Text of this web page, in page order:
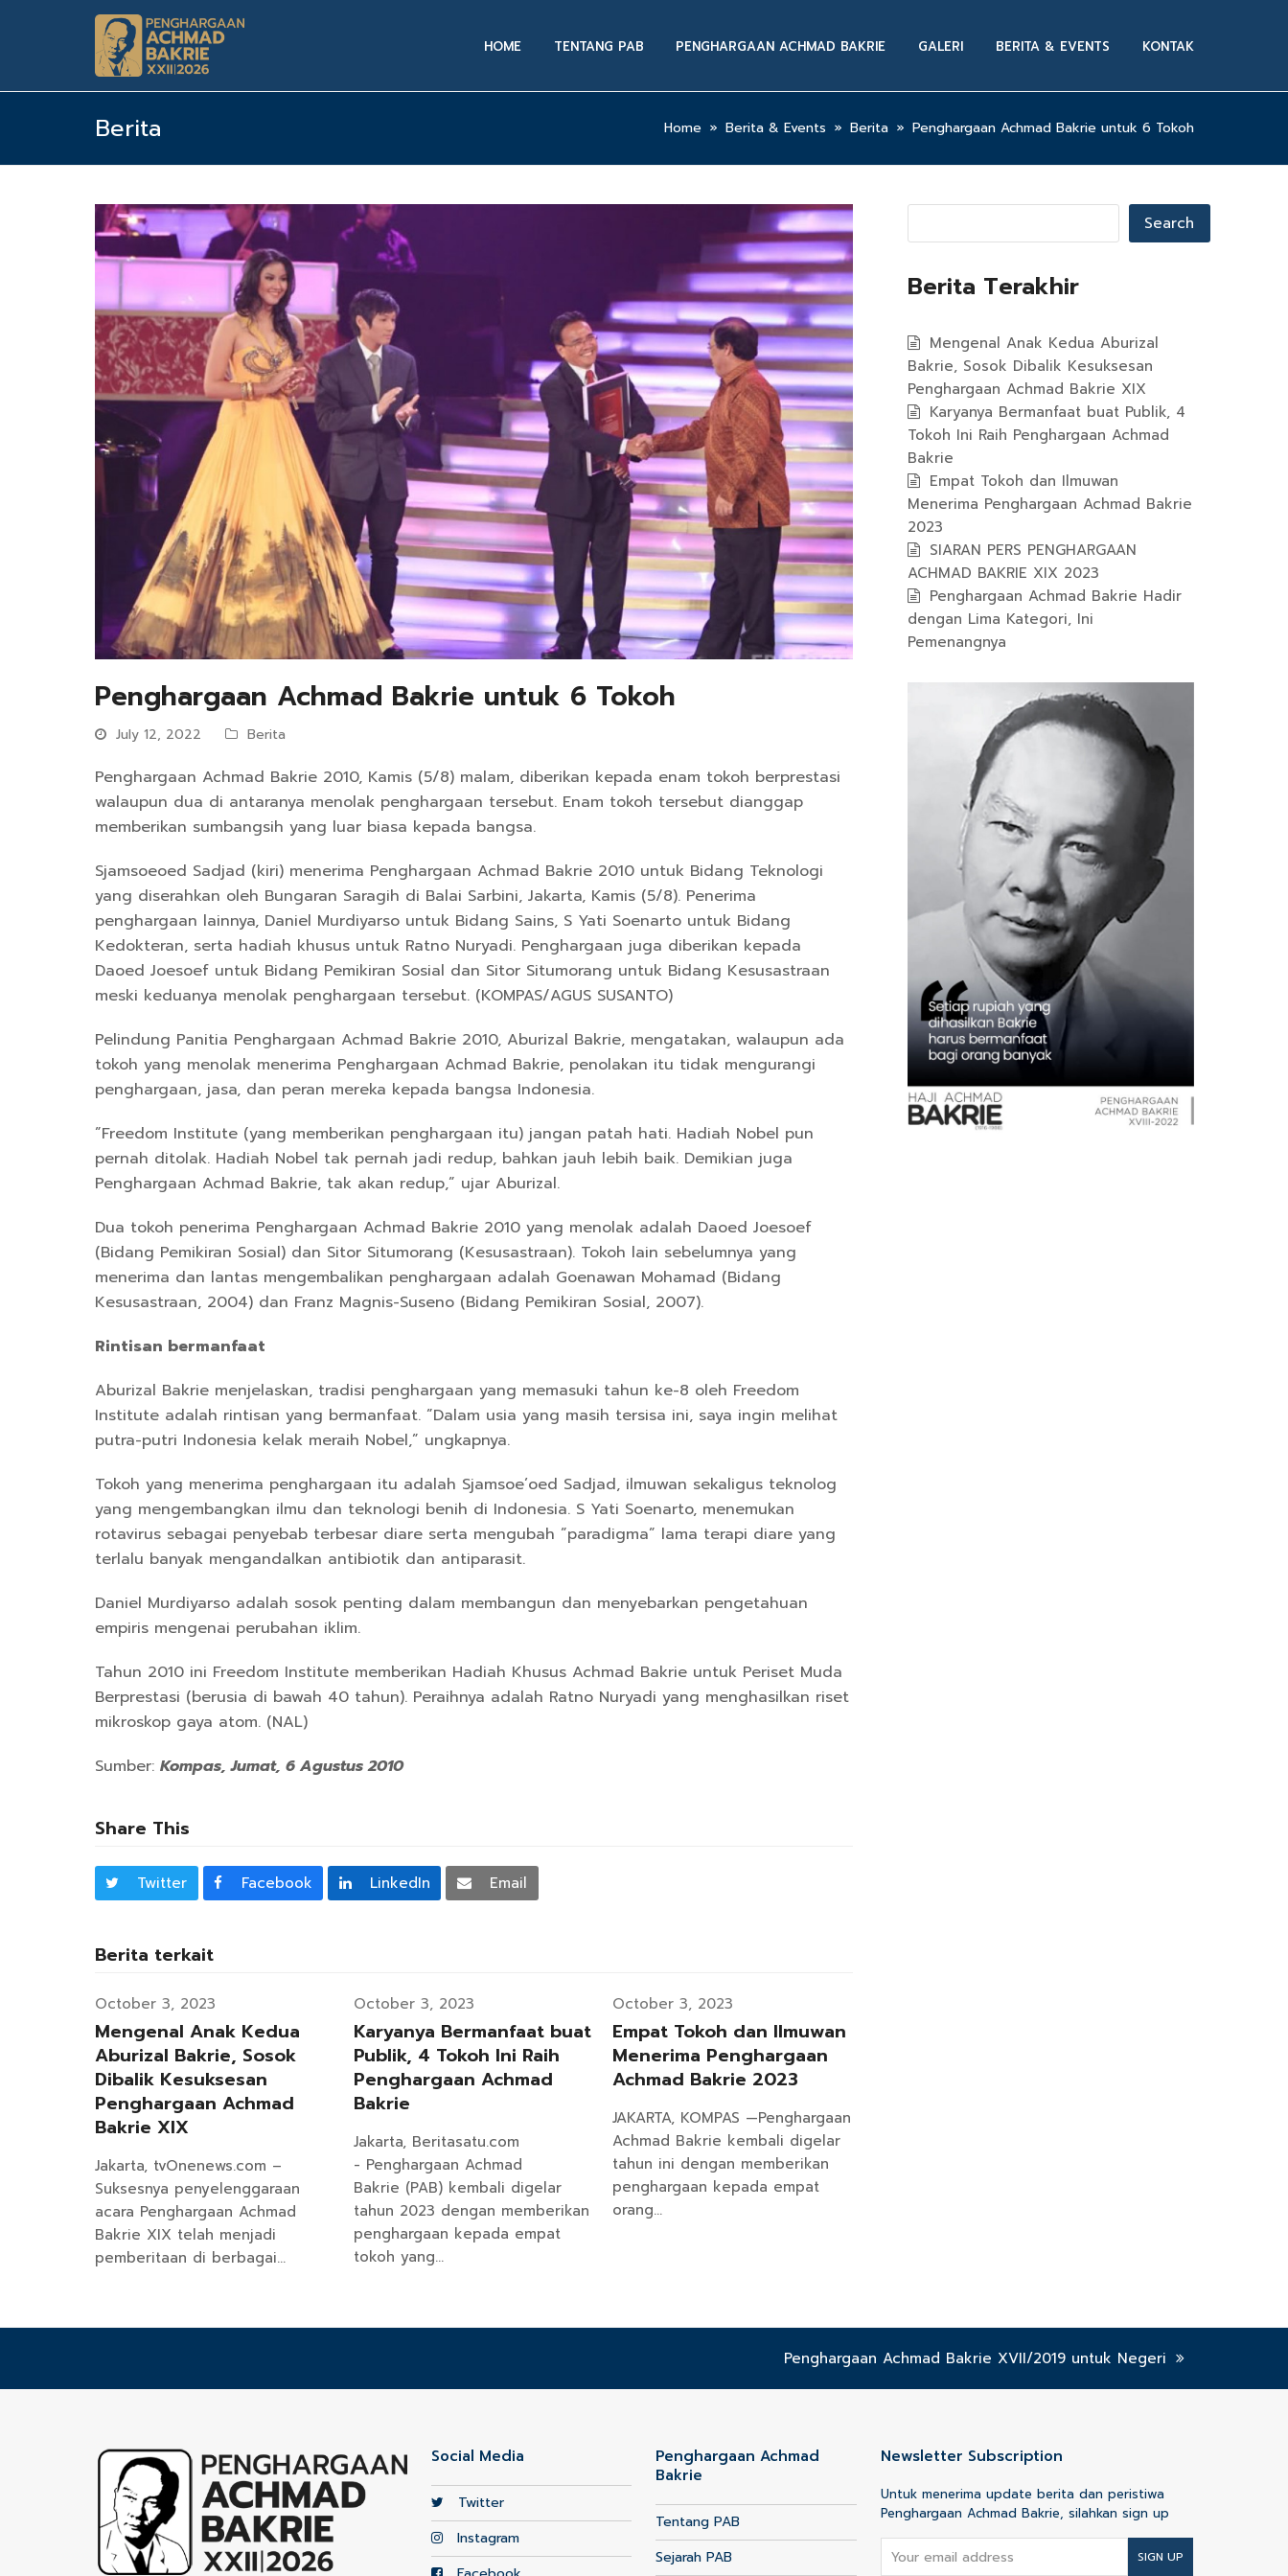
HOME TENTANG PAB PENGHARGAAN ACHMAD BAKRIE GALERI BERITA & EVENTS KONTAK
Berita Home » Berita & Events » Berita » Penghargaan Achmad Bakrie untuk 6 Tokoh
Penghargaan Achmad Bakrie untuk 6 Tokoh
July 12, 2022 Berita
Penghargaan Achmad Bakrie 2010, Kamis (5/8) malam, diberikan kepada enam tokoh berprestasi
walaupun dua di antaranya menolak penghargaan tersebut. Enam tokoh tersebut dianggap
memberikan sumbangsih yang luar biasa kepada bangsa.
Sjamsoeoed Sadjad (kiri) menerima Penghargaan Achmad Bakrie 2010 untuk Bidang Teknologi
yang diserahkan oleh Bungaran Saragih di Balai Sarbini, Jakarta, Kamis (5/8). Penerima
penghargaan lainnya, Daniel Murdiyarso untuk Bidang Sains, S Yati Soenarto untuk Bidang
Kedokteran, serta hadiah khusus untuk Ratno Nuryadi. Penghargaan juga diberikan kepada
Daoed Joesoef untuk Bidang Pemikiran Sosial dan Sitor Situmorang untuk Bidang Kesusastraan
meski keduanya menolak penghargaan tersebut. (KOMPAS/AGUS SUSANTO)
Pelindung Panitia Penghargaan Achmad Bakrie 2010, Aburizal Bakrie, mengatakan, walaupun ada
tokoh yang menolak menerima Penghargaan Achmad Bakrie, penolakan itu tidak mengurangi
penghargaan, jasa, dan peran mereka kepada bangsa Indonesia.
”Freedom Institute (yang memberikan penghargaan itu) jangan patah hati. Hadiah Nobel pun
pernah ditolak. Hadiah Nobel tak pernah jadi redup, bahkan jauh lebih baik. Demikian juga
Penghargaan Achmad Bakrie, tak akan redup,” ujar Aburizal.
Dua tokoh penerima Penghargaan Achmad Bakrie 2010 yang menolak adalah Daoed Joesoef
(Bidang Pemikiran Sosial) dan Sitor Situmorang (Kesusastraan). Tokoh lain sebelumnya yang
menerima dan lantas mengembalikan penghargaan adalah Goenawan Mohamad (Bidang
Kesusastraan, 2004) dan Franz Magnis-Suseno (Bidang Pemikiran Sosial, 2007).
Rintisan bermanfaat
Aburizal Bakrie menjelaskan, tradisi penghargaan yang memasuki tahun ke-8 oleh Freedom
Institute adalah rintisan yang bermanfaat. ”Dalam usia yang masih tersisa ini, saya ingin melihat
putra-putri Indonesia kelak meraih Nobel,” ungkapnya.
Tokoh yang menerima penghargaan itu adalah Sjamsoe’oed Sadjad, ilmuwan sekaligus teknolog
yang mengembangkan ilmu dan teknologi benih di Indonesia. S Yati Soenarto, menemukan
rotavirus sebagai penyebab terbesar diare serta mengubah ”paradigma” lama terapi diare yang
terlalu banyak mengandalkan antibiotik dan antiparasit.
Daniel Murdiyarso adalah sosok penting dalam membangun dan menyebarkan pengetahuan
empiris mengenai perubahan iklim.
Tahun 2010 ini Freedom Institute memberikan Hadiah Khusus Achmad Bakrie untuk Periset Muda
Berprestasi (berusia di bawah 40 tahun). Peraihnya adalah Ratno Nuryadi yang menghasilkan riset
mikroskop gaya atom. (NAL)
Sumber: Kompas, Jumat, 6 Agustus 2010
Share This
Twitter Facebook LinkedIn Email
Berita terkait
October 3, 2023
Mengenal Anak Kedua
Aburizal Bakrie, Sosok
Dibalik Kesuksesan
Penghargaan Achmad
Bakrie XIX
Jakarta, tvOnenews.com –
Suksesnya penyelenggaraan
acara Penghargaan Achmad
Bakrie XIX telah menjadi
pemberitaan di berbagai…
October 3, 2023
Karyanya Bermanfaat buat
Publik, 4 Tokoh Ini Raih
Penghargaan Achmad
Bakrie
Jakarta, Beritasatu.com
- Penghargaan Achmad
Bakrie (PAB) kembali digelar
tahun 2023 dengan memberikan
penghargaan kepada empat
tokoh yang…
October 3, 2023
Empat Tokoh dan Ilmuwan
Menerima Penghargaan
Achmad Bakrie 2023
JAKARTA, KOMPAS —Penghargaan
Achmad Bakrie kembali digelar
tahun ini dengan memberikan
penghargaan kepada empat
orang…
Search
Berita Terakhir
Mengenal Anak Kedua Aburizal
Bakrie, Sosok Dibalik Kesuksesan
Penghargaan Achmad Bakrie XIX
Karyanya Bermanfaat buat Publik, 4
Tokoh Ini Raih Penghargaan Achmad
Bakrie
Empat Tokoh dan Ilmuwan
Menerima Penghargaan Achmad Bakrie
2023
SIARAN PERS PENGHARGAAN
ACHMAD BAKRIE XIX 2023
Penghargaan Achmad Bakrie Hadir
dengan Lima Kategori, Ini
Pemenangnya
next
Penghargaan Achmad Bakrie XVII/2019 untuk Negeri
Social Media
Twitter
Instagram
Penghargaan Achmad
Bakrie
Tentang PAB
Sejarah PAB
Newsletter Subscription
Untuk menerima update berita dan peristiwa
Penghargaan Achmad Bakrie, silahkan sign up
Your
SIGN UP